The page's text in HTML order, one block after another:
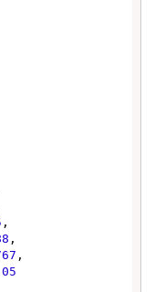
,
,
,